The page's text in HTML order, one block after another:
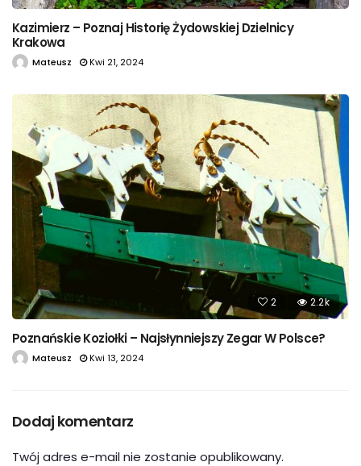
Kazimierz – Poznaj Historię Żydowskiej Dzielnicy
Krakowa
Mateusz Kwi 21, 2024
2 2.2k
Poznańskie Koziołki – Najsłynniejszy Zegar W Polsce?
Mateusz Kwi 13, 2024
Dodaj komentarz
Twój adres e-mail nie zostanie opublikowany.